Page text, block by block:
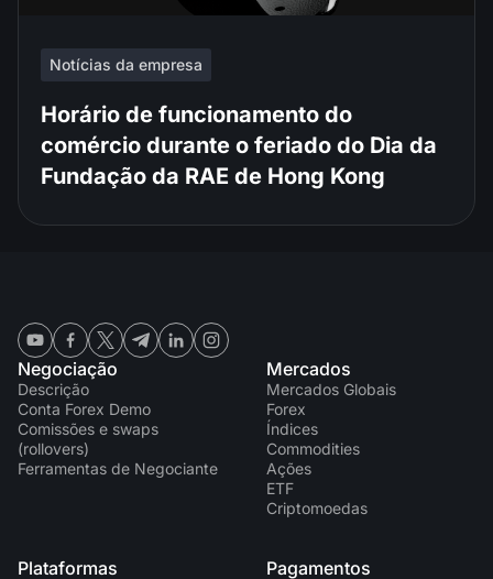
Notícias da empresa
Horário de funcionamento do
comércio durante o feriado do Dia da
Fundação da RAE de Hong Kong
Negociação
Descrição
Conta Forex Demo
Comissões e swaps
(rollovers)
Ferramentas de Negociante
Mercados
Mercados Globais
Forex
Índices
Commodities
Ações
ETF
Criptomoedas
Plataformas Pagamentos